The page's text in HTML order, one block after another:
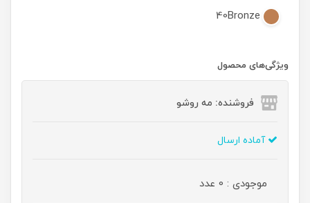
40Bronze
ویژگی‌های محصول
فروشنده: مه رو‌شو
آماده ارسال
موجودی : 0 عدد